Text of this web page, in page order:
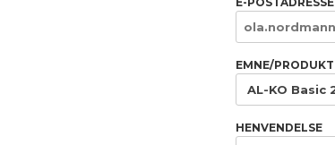
EMNE/PRODUKT
HENVENDELSE